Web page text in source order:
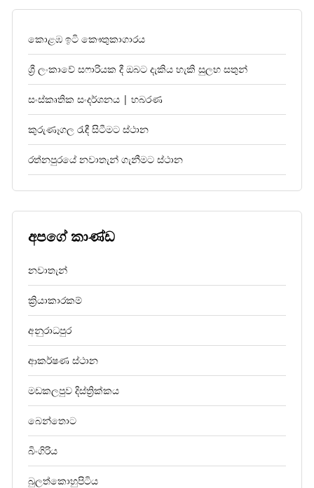
කොළඹ ඉටි කෞතුකාගාරය
ශ්‍රී ලංකාවේ සෆාරියක දී ඔබට දැකිය හැකි සුලභ සතුන්
සංස්කෘතික සංදර්ශනය | හබරණ
කුරුණෑගල රැඳී සිටීමට ස්ථාන
රත්නපුරයේ නවාතැන් ගැනීමට ස්ථාන
අපගේ කාණ්ඩ
නවාතැන්
ක්‍රියාකාරකම්
අනුරාධපුර
ආකර්ෂණ ස්ථාන
මඩකලපුව දිස්ත්‍රික්කය
බෙන්තොට
බිංගිරිය
බුලත්කොහුපිටිය